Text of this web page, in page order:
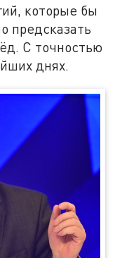
которые бы
предсказать
С точностью
днях.